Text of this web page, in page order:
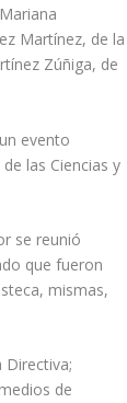
Martínez, de la
Zúñiga, de
evento
las Ciencias y
se reunió
que fueron
mismas,
de